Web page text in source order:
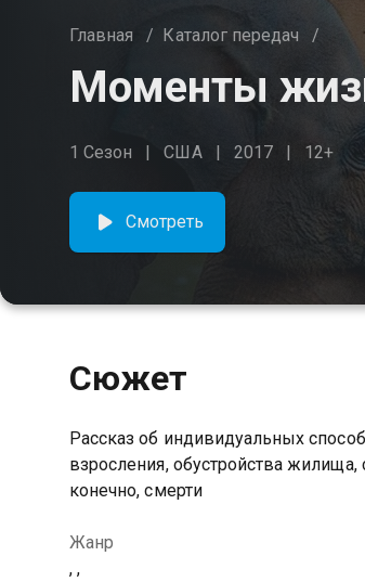
Главная / Каталог передач /
Моменты
1 Сезон США 2017 12+
Смотреть
Сюжет
Рассказ об индивидуальных
взросления, обустройства
конечно, смерти
Жанр
, ,